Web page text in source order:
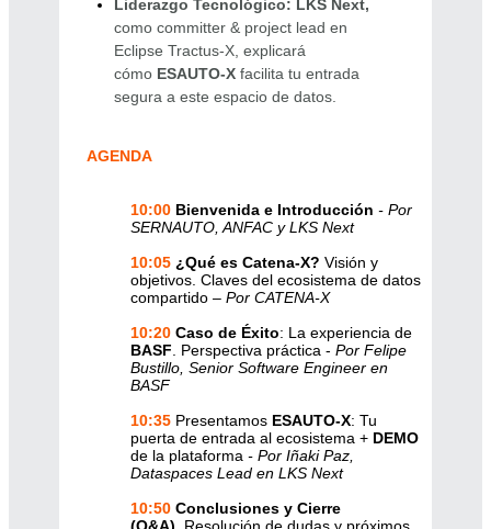
Liderazgo Tecnológico: LKS Next,
como committer & project lead en
Eclipse Tractus-X, explicará
cómo ESAUTO-X facilita tu entrada
segura a este espacio de datos.
AGENDA
10:00 Bienvenida e Introducción - Por
SERNAUTO, ANFAC y LKS Next
10:05 ¿Qué es Catena-X? Visión y
objetivos. Claves del ecosistema de datos
compartido – Por CATENA-X
10:20 Caso de Éxito: La experiencia de
BASF . Perspectiva práctica - Por Felipe
Bustillo, Senior Software Engineer en
BASF
10:35 Presentamos ESAUTO-X: Tu
puerta de entrada al ecosistema + DEMO
de la plataforma - Por Iñaki Paz,
Dataspaces Lead en LKS Next
10:50 Conclusiones y Cierre